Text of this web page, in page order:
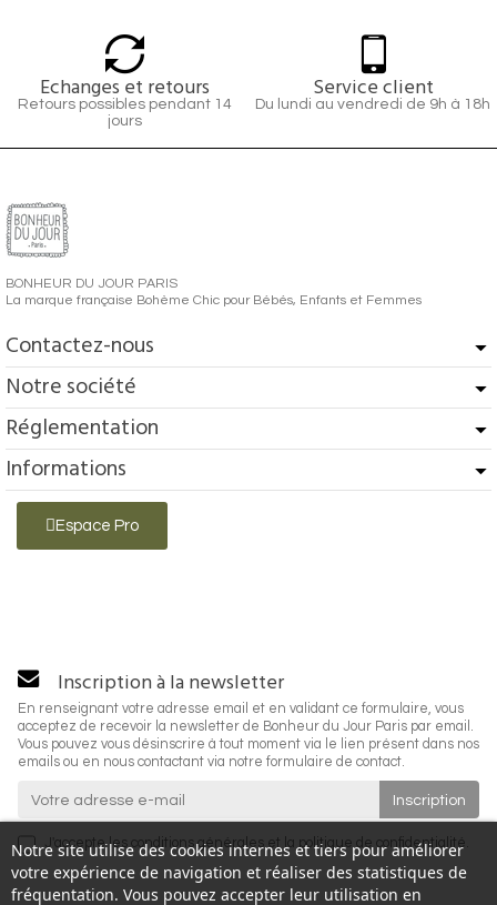
Echanges et retours
Retours possibles pendant 14
jours
Service client
Du lundi au vendredi de 9h à 18h
BONHEUR DU JOUR PARIS
La marque française Bohème Chic pour Bébés, Enfants et Femmes
Contactez-nous
Notre société
Réglementation
Informations
Espace Pro
Notre site utilise des cookies internes et tiers pour améliorer
votre expérience de navigation et réaliser des statistiques de
fréquentation. Vous pouvez accepter leur utilisation en
Inscription à la newsletter
En renseignant votre adresse email et en validant ce formulaire, vous
acceptez de recevoir la newsletter de Bonheur du Jour Paris par email.
Vous pouvez vous désinscrire à tout moment via le lien présent dans nos
emails ou en nous contactant via notre formulaire de contact.
J'accepte les conditions générales et la politique de confidentialité.